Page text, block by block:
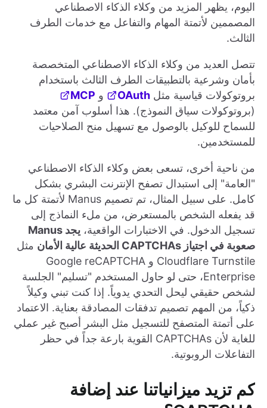
اليوم، يظهر المزيد من وكلاء الذكاء الاصطناعي
المصممين لأتمتة المهام والتفاعل مع خدمات الطرف
الثالث.
تتصل العديد من وكلاء الذكاء الاصطناعي المتخصصة
بأمان وشرعية بالتطبيقات الطرف الثالث باستخدام
بروتوكولات قياسية مثل OAuth و MCP
(بروتوكولات سياق النموذج). هذا أسلوب آمن معتمد
للسماح للوكيل بالوصول مع تسهيل منح الصلاحيات
للمستخدمين.
من ناحية أخرى، تسعى بعض وكلاء الذكاء الاصطناعي
"العامة" إلى استبدال تصفح الإنترنت البشري بشكل
كامل. على سبيل المثال، تم تصميم Manus لأتمتة كل ما
قد يفعله الشخص بالمستعرض، من ملء النماذج إلى
تسجيل الدخول. في الاختبارات الواقعية،
يجد Manus
صعوبة في اجتياز CAPTCHAs الحديثة عالية الأمان
مثل
Cloudflare Turnstile و Google reCAPTCHA
Enterprise، حتى لو حاول المستخدم "تسليم" الجلسة
لشخص حقيقي ليحل التحدي يدوياً. إذا كنت تبني وكيلاً
ذكياً، من المهم تصميم تدفقات المصادقة بعناية. الاعتماد
على أتمتة المتصفح للتسجيل مثل البشر أصبح غير عملي
للغاية لأن CAPTCHAs القوية بارعة جداً في حظر
التفاعلات الروبوتية.
كم تزيد ميزانياتنا عند إضافة